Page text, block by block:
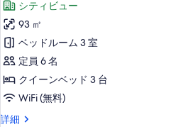
ス
ム
ニ
ョ
ス
マ
リ
ン
ー
ト
(251
Fortaleza,
Suite
1)
の
シティビュー
93 ㎡
ベッドルーム 3 室
定員 6 名
クイーンベッド 3 台
WiFi (無料)
詳細
ス